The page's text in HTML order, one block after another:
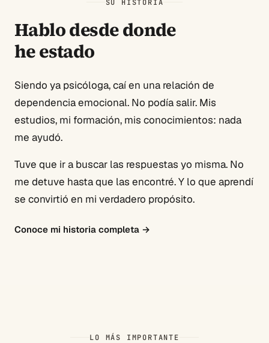
SU HISTORIA
Hablo desde donde
he estado
Siendo ya psicóloga, caí en una relación de
dependencia emocional. No podía salir. Mis
estudios, mi formación, mis conocimientos: nada
me ayudó.
Tuve que ir a buscar las respuestas yo misma. No
me detuve hasta que las encontré. Y lo que aprendí
se convirtió en mi verdadero propósito.
Conoce mi historia completa →
LO MÁS IMPORTANTE